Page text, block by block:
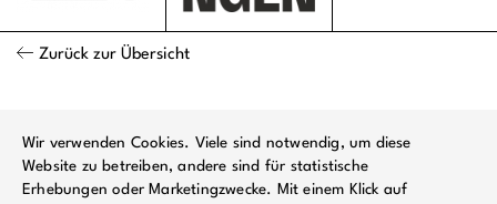
Zurück zur Übersicht
Wir verwenden Cookies. Viele sind notwendig, um diese
Website zu betreiben, andere sind für statistische
Erhebungen oder Marketingzwecke. Mit einem Klick auf